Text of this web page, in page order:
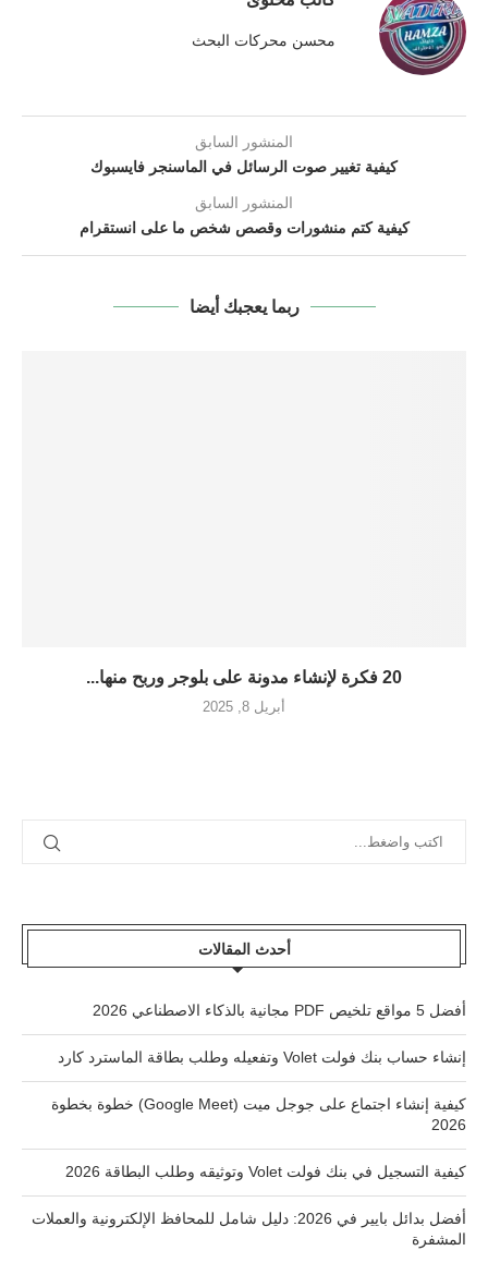
محسن محركات البحث
المنشور السابق
كيفية تغيير صوت الرسائل في الماسنجر فايسبوك
المنشور السابق
كيفية كتم منشورات وقصص شخص ما على انستقرام
ربما يعجبك أيضا
20 فكرة لإنشاء مدونة على بلوجر وربح منها...
أبريل 8, 2025
أحدث المقالات
أفضل 5 مواقع تلخيص PDF مجانية بالذكاء الاصطناعي 2026
إنشاء حساب بنك فولت Volet وتفعيله وطلب بطاقة الماسترد كارد
كيفية إنشاء اجتماع على جوجل ميت (Google Meet) خطوة بخطوة
2026
كيفية التسجيل في بنك فولت Volet وتوثيقه وطلب البطاقة 2026
أفضل بدائل بايير في 2026: دليل شامل للمحافظ الإلكترونية والعملات
المشفرة